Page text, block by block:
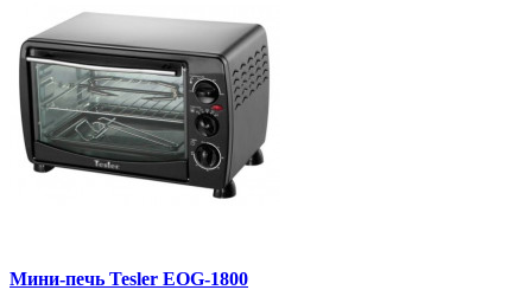
Мини-печь Tesler EOG-1800